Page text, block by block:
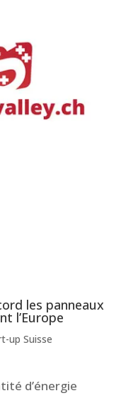
les panneaux
l’Europe
up Suisse
d’énergie